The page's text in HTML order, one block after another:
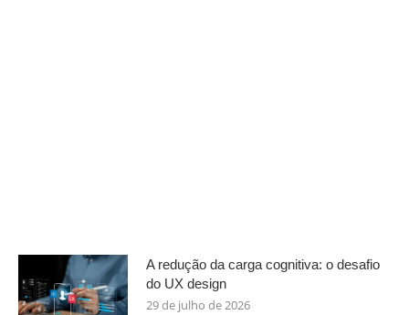
A redução da carga cognitiva: o desafio
do UX design
29 de julho de 2026